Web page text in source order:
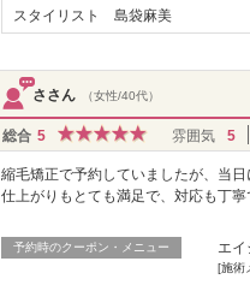
スタイリスト 島袋麻美
ささん （女性/40代）
総合 5 雰囲気 5
縮毛矯正で予約していましたが、当
仕上がりもとても満足で、対応も丁
予約時のクーポン・メニュー エ
[施術